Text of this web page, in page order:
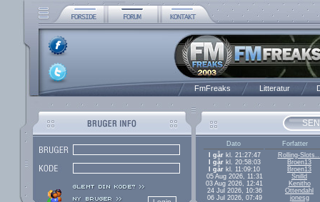
FmFreaks Litteratur
Dato
Forfatter
I gårkl. 21:27:47
Rolling-
I gårkl. 20:58:03
Broen13
I går kl. 11:09:10
Broen13
05 Aug 2026, 11:31
Snilld
03 Aug 2026, 12:41
Kenitho
24 Jul 2026, 10:36
Ottendahl
06 Jul 2026, 07:49
jonesg